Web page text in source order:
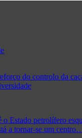
do controlo da
o Estado petrolífero
a tornar-se um